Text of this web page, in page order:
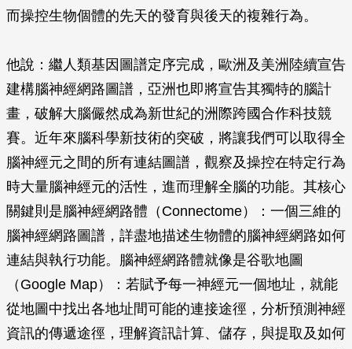
而操控生物個體的先天的發育與後天的複雜行為。
他說：繼人類基因圖譜定序完成，歐洲及美洲陸續宣告
建構腦神經網路圖譜，亞洲也即將宣告其獨特的腦計
畫，破解大腦儼然成為新世紀的洲際跨國合作科技競
賽。近年來腦科學新技術的突破，將讓我們可以取得全
腦神經元之間的所有連結圖譜，觀察及操控在特定行為
時大量腦神經元的活性，進而理解全腦的功能。其核心
關鍵則是腦神經網路體（Connectome）：一個三維的
腦神經網路圖譜，詳盡地描述生物體的腦神經網路如何
連結與執行功能。腦神經網路體就像是谷歌地圖
（Google Map）：若賦予每一神經元一個地址，就能
從地圖中找出各地址間可能的連接途徑，分析預測神經
資訊的傳遞途徑，理解資訊計算、儲存，與提取及如何